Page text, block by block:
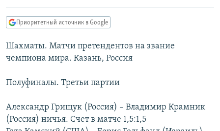
главной
навигации
Вернутся
IDEL.РЕАЛИИ
КАВКАЗ.РЕАЛИИ
СЕВЕР.РЕАЛИИ
СИБИРЬ.РЕАЛИИ
РАСПИСАНИЕ ВЕЩАНИЯ
ПОДПИШИТЕСЬ НА РАССЫЛКУ
Приоритетный источник в Google
Шахматы. Матчи претендентов на звание
чемпиона мира. Казань, Россия
Полуфиналы. Третьи партии
Александр Грищук (Россия) – Владимир Крамник
(Россия) ничья. Счет в матче 1,5:1,5